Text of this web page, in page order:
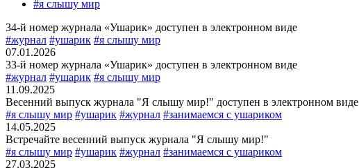
#я слышу мир
34-й номер журнала «Ушарик» доступен в электронном виде
#журнал #ушарик #я слышу мир
07.01.2026
33-й номер журнала «Ушарик» доступен в электронном виде
#журнал #ушарик #я слышу мир
11.09.2025
Весенний выпуск журнала "Я слышу мир!" доступен в электронном виде
#я слышу мир #ушарик #журнал #занимаемся с ушариком
14.05.2025
Встречайте весенний выпуск журнала "Я слышу мир!"
#я слышу мир #ушарик #журнал #занимаемся с ушариком
27.03.2025